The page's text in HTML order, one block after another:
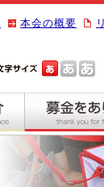
本会の概要